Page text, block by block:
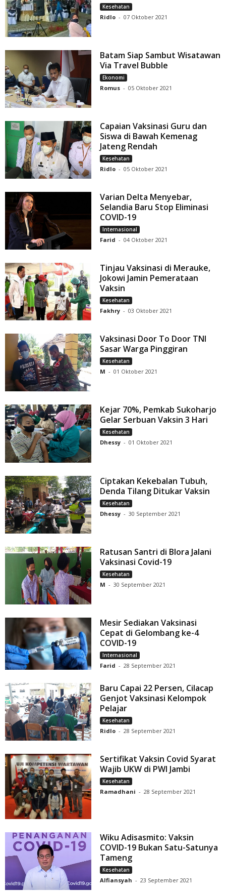
Kesehatan
Ridlo - 07 Oktober 2021
Batam Siap Sambut Wisatawan
Via Travel Bubble
Ekonomi
Romus - 05 Oktober 2021
Capaian Vaksinasi Guru dan
Siswa di Bawah Kemenag
Jateng Rendah
Kesehatan
Ridlo - 05 Oktober 2021
Varian Delta Menyebar,
Selandia Baru Stop Eliminasi
COVID-19
Internasional
Farid - 04 Oktober 2021
Tinjau Vaksinasi di Merauke,
Jokowi Jamin Pemerataan
Vaksin
Kesehatan
Fakhry - 03 Oktober 2021
Vaksinasi Door To Door TNI
Sasar Warga Pinggiran
Kesehatan
M - 01 Oktober 2021
Kejar 70%, Pemkab Sukoharjo
Gelar Serbuan Vaksin 3 Hari
Kesehatan
Dhessy - 01 Oktober 2021
Ciptakan Kekebalan Tubuh,
Denda Tilang Ditukar Vaksin
Kesehatan
Dhessy - 30 September 2021
Ratusan Santri di Blora Jalani
Vaksinasi Covid-19
Kesehatan
M - 30 September 2021
Mesir Sediakan Vaksinasi
Cepat di Gelombang ke-4
COVID-19
Internasional
Farid - 28 September 2021
Baru Capai 22 Persen, Cilacap
Genjot Vaksinasi Kelompok
Pelajar
Kesehatan
Ridlo - 28 September 2021
Sertifikat Vaksin Covid Syarat
Wajib UKW di PWI Jambi
Kesehatan
Ramadhani - 28 September 2021
Wiku Adisasmito: Vaksin
COVID-19 Bukan Satu-Satunya
Tameng
Kesehatan
Alfiansyah - 23 September 2021